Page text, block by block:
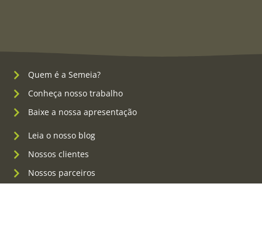
Quem é a Semeia?
Conheça nosso trabalho
Baixe a nossa apresentação
Leia o nosso blog
Nossos clientes
Nossos parceiros